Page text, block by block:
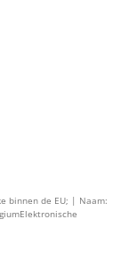
binnen de EU; | Naam:
Elektronische